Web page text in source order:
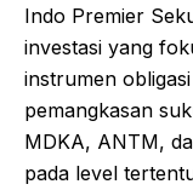
Indo Premier
investasi yang
instrumen
pemangkasan
MDKA, ANTM,
pada level